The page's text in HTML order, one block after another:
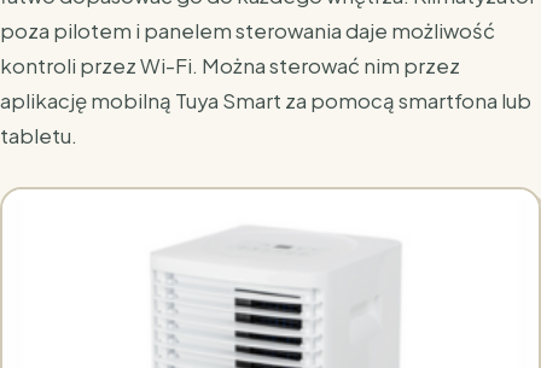
poza pilotem i panelem sterowania daje możliwość
kontroli przez Wi-Fi. Można sterować nim przez
aplikację mobilną Tuya Smart za pomocą smartfona lub
tabletu.